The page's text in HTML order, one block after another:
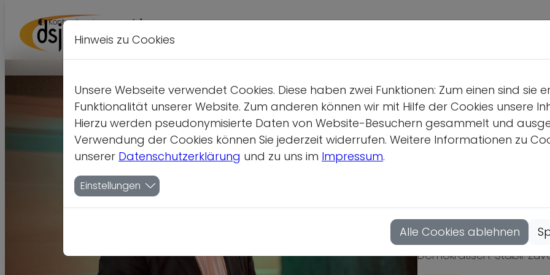
Kontrastversion A A A
„Superwahljahr“
Demokratisch. Stabil.
Hinweis zu Cookies
Unsere Webseite verwendet Cookies. Diese haben zwei Funktionen: Zum einen sind
Funktionalität unserer Website. Zum anderen können wir mit Hilfe der Cookies unsere
Hierzu werden pseudonymisierte Daten von Website-Besuchern gesammelt und
Verwendung der Cookies können Sie jederzeit widerrufen. Weitere Informationen zu
unserer Datenschutzerklärung und zu uns im Impressum.
Einstellungen
Alle Cookies ablehnen